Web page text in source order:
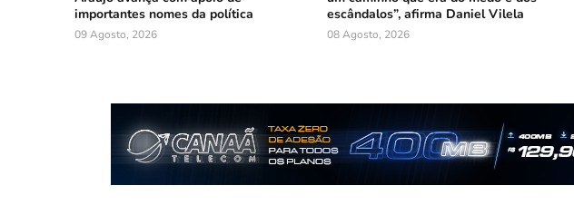
importantes nomes da política
09 Agosto, 2026
escândalos”, afirma Daniel Vilela
08 Agosto, 2026